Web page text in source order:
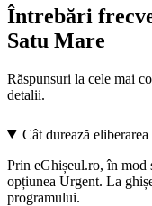
Întrebări
Satu Mare
Răspunsuri la cele mai
detalii.
Cât durează
Prin eGhișeul.ro, în mod
opțiunea Urgent. La
programului.